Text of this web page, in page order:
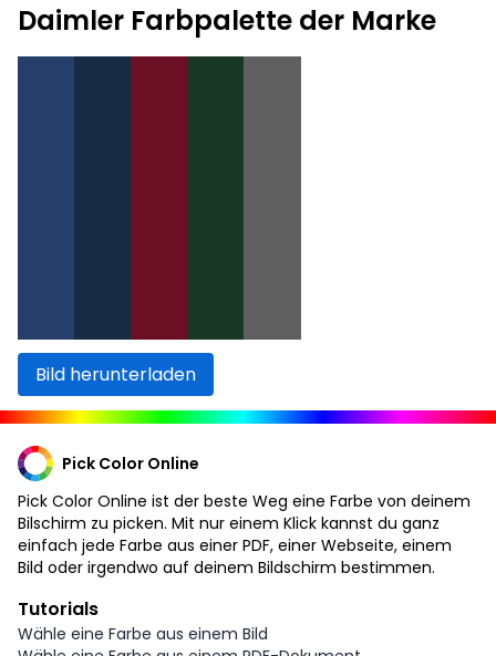
Daimler Farbpalette der Marke
Bild herunterladen
Pick Color Online
Pick Color Online ist der beste Weg eine Farbe von deinem
Bilschirm zu picken. Mit nur einem Klick kannst du ganz
einfach jede Farbe aus einer PDF, einer Webseite, einem
Bild oder irgendwo auf deinem Bildschirm bestimmen.
Tutorials
Wähle eine Farbe aus einem Bild